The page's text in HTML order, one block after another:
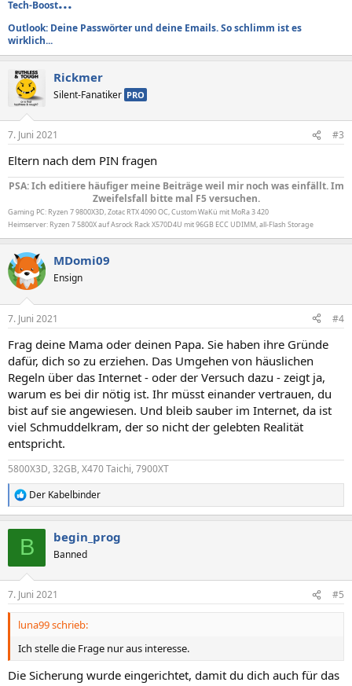
Tech-Boost
Outlook: Deine Passwörter und deine Emails. So schlimm ist es
wirklich...
Rickmer
Silent-Fanatiker PRO
7. Juni 2021 #3
Eltern nach dem PIN fragen
PSA: Ich editiere häufiger meine Beiträge weil mir noch was einfällt. Im
Zweifelsfall bitte mal F5 versuchen.
Gaming PC: Ryzen 7 9800X3D, Zotac RTX 4090 OC, Custom WaKü mit MoRa 3 420
Heimserver: Ryzen 7 5800X auf Asrock Rack X570D4U mit 96GB ECC UDIMM, all-Flash Storage
MDomi09
Ensign
7. Juni 2021 #4
Frag deine Mama oder deinen Papa. Sie haben ihre Gründe
dafür, dich so zu erziehen. Das Umgehen von häuslichen
Regeln über das Internet - oder der Versuch dazu - zeigt ja,
warum es bei dir nötig ist. Ihr müsst einander vertrauen, du
bist auf sie angewiesen. Und bleib sauber im Internet, da ist
viel Schmuddelkram, der so nicht der gelebten Realität
entspricht.
5800X3D, 32GB, X470 Taichi, 7900XT
R
e
e
n
Der Kabelbinder
B begin_prog
Banned
7. Juni 2021 #5
luna99 schrieb:
Ich stelle die Frage nur aus interesse.
Die Sicherung wurde eingerichtet, damit du dich auch für das